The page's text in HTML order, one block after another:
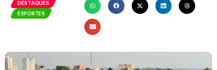
DESTAQUES
ESPORTES